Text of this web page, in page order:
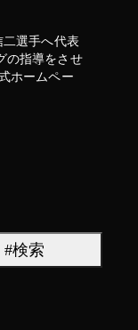
選手へ代表
の指導をさせ
ホームペー
検索